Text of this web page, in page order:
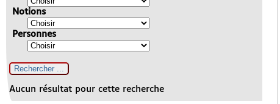
Notions
Personnes
Aucun résultat pour cette recherche